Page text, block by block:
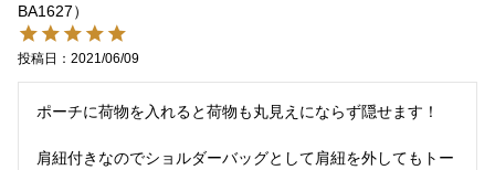
BA1627）
投稿日 2021/06/09
ポーチに荷物を入れると荷物も丸見えにならず隠せます！
肩紐付きなのでショルダーバッグとして肩紐を外してもトー